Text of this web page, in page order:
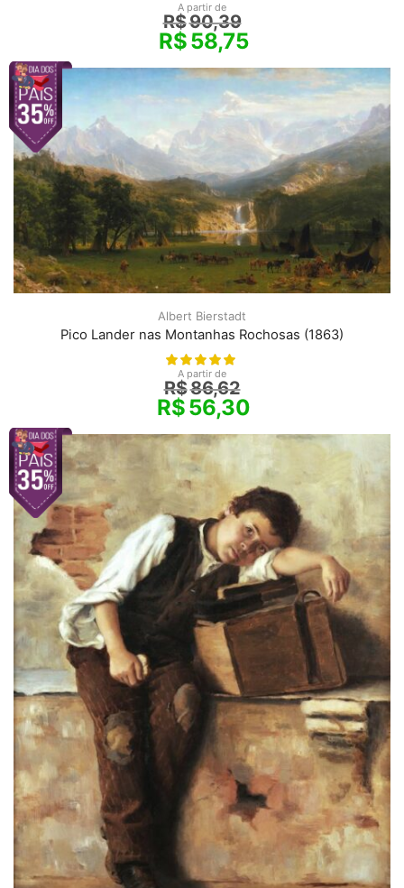
A partir de
R$90,39
R$58,75
Albert Bierstadt
Pico Lander nas Montanhas Rochosas (1863)
A partir de
R$86,62
R$56,30